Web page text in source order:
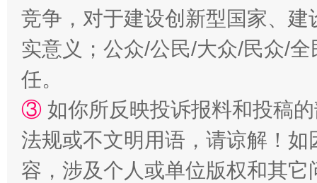
竞争，对于建设创新型国家、
实意义；公众/公民/大众/民众/
任。
③ 如你所反映投诉报料和投稿
法规或不文明用语，请谅解！
容，涉及个人或单位版权和其它